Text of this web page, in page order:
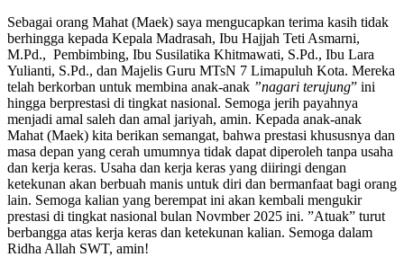
Sebagai orang Mahat (Maek) saya mengucapkan terima kasih tidak
berhingga kepada Kepala Madrasah, Ibu Hajjah Teti Asmarni,
M.Pd., Pembimbing, Ibu Susilatika Khitmawati, S.Pd., Ibu Lara
Yulianti, S.Pd., dan Majelis Guru MTsN 7 Limapuluh Kota. Mereka
telah berkorban untuk membina anak-anak ”nagari terujung” ini
hingga berprestasi di tingkat nasional. Semoga jerih payahnya
menjadi amal saleh dan amal jariyah, amin. Kepada anak-anak
Mahat (Maek) kita berikan semangat, bahwa prestasi khususnya dan
masa depan yang cerah umumnya tidak dapat diperoleh tanpa usaha
dan kerja keras. Usaha dan kerja keras yang diiringi dengan
ketekunan akan berbuah manis untuk diri dan bermanfaat bagi orang
lain. Semoga kalian yang berempat ini akan kembali mengukir
prestasi di tingkat nasional bulan Novmber 2025 ini. ”Atuak” turut
berbangga atas kerja keras dan ketekunan kalian. Semoga dalam
Ridha Allah SWT, amin!